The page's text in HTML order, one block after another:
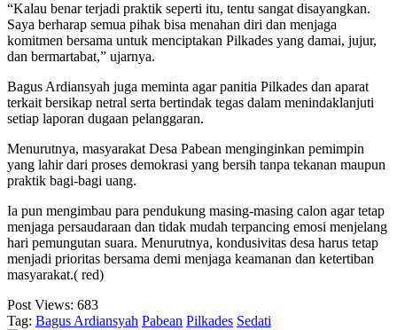
“Kalau benar terjadi praktik seperti itu, tentu sangat disayangkan.
Saya berharap semua pihak bisa menahan diri dan menjaga
komitmen bersama untuk menciptakan Pilkades yang damai, jujur,
dan bermartabat,” ujarnya.
Bagus Ardiansyah juga meminta agar panitia Pilkades dan aparat
terkait bersikap netral serta bertindak tegas dalam menindaklanjuti
setiap laporan dugaan pelanggaran.
Menurutnya, masyarakat Desa Pabean menginginkan pemimpin
yang lahir dari proses demokrasi yang bersih tanpa tekanan maupun
praktik bagi-bagi uang.
Ia pun mengimbau para pendukung masing-masing calon agar tetap
menjaga persaudaraan dan tidak mudah terpancing emosi menjelang
hari pemungutan suara. Menurutnya, kondusivitas desa harus tetap
menjadi prioritas bersama demi menjaga keamanan dan ketertiban
masyarakat.( red)
Post Views: 683
Tag: Bagus Ardiansyah Pabean Pilkades Sedati